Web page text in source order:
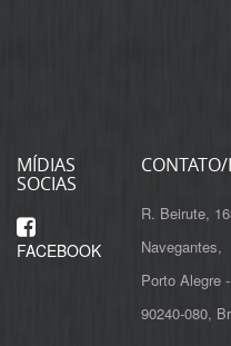
MÍDIAS
SOCIAS
FACEBOOK
R. Beirute,
Navegantes,
Porto Alegre